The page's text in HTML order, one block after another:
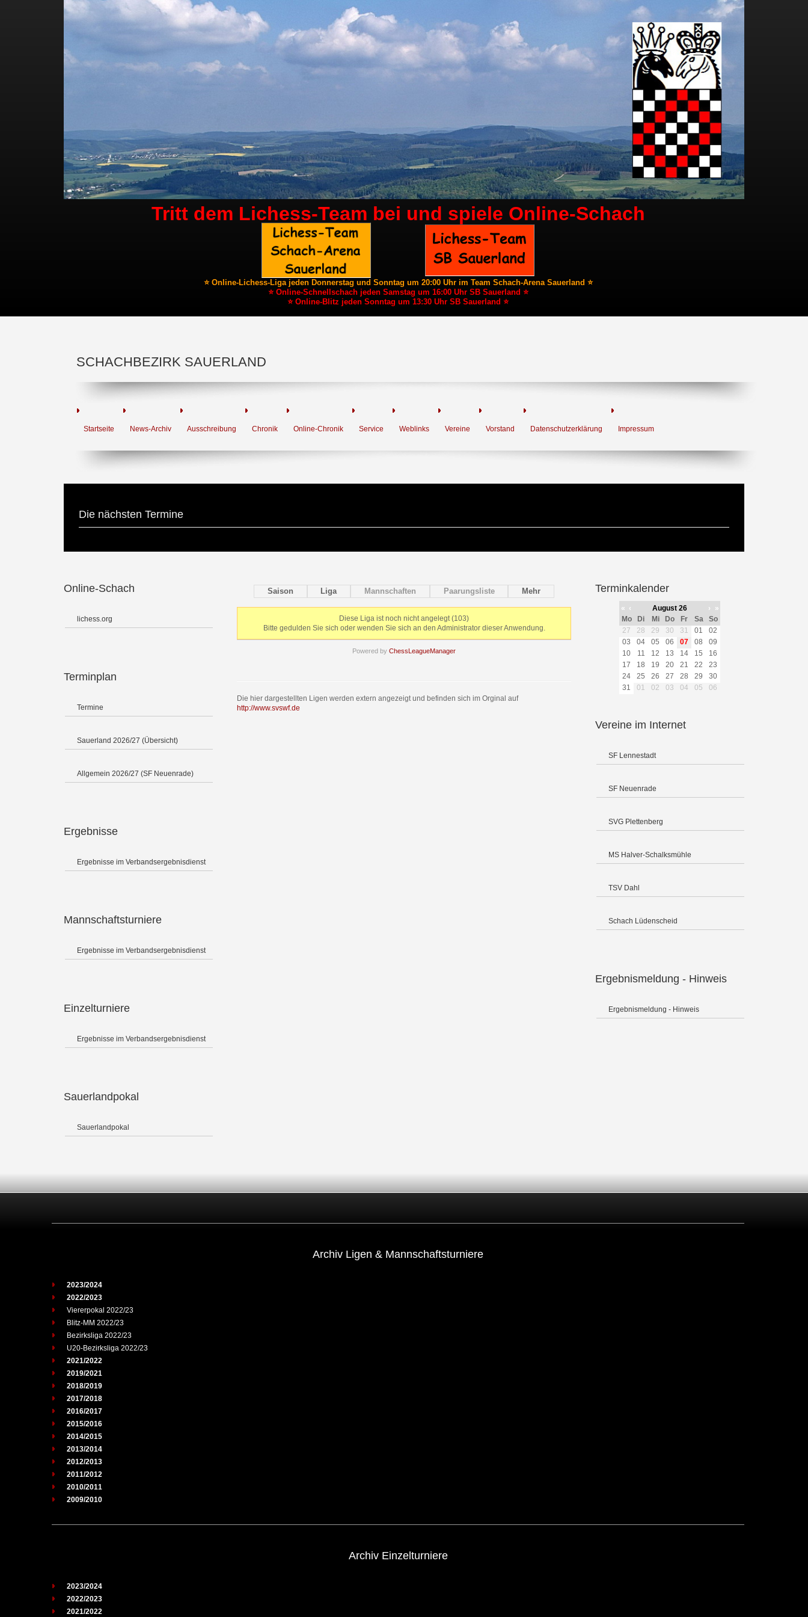
Tritt dem Lichess-Team bei und spiele Online-Schach
⭐ Online-Lichess-Liga jeden Donnerstag und Sonntag um 20:00 Uhr im Team Schach-Arena Sauerland ⭐
⭐ Online-Schnellschach jeden Samstag um 16:00 Uhr SB Sauerland ⭐
⭐ Online-Blitz jeden Sonntag um 13:30 Uhr SB Sauerland ⭐
SCHACHBEZIRK SAUERLAND
Startseite News-Archiv Ausschreibung Chronik Online-Chronik Service Weblinks Vereine Vorstand Datenschutzerklärung Impressum
Die nächsten Termine
Online-Schach
lichess.org
Terminplan
Termine
Sauerland 2026/27 (Übersicht)
Allgemein 2026/27 (SF Neuenrade)
Ergebnisse
Ergebnisse im Verbandsergebnisdienst
Mannschaftsturniere
Ergebnisse im Verbandsergebnisdienst
Einzelturniere
Ergebnisse im Verbandsergebnisdienst
Sauerlandpokal
Sauerlandpokal
Saison Liga Mannschaften Paarungsliste Mehr
Diese Liga ist noch nicht angelegt (103)
Bitte gedulden Sie sich oder wenden Sie sich an den Administrator dieser Anwendung.
Powered by ChessLeagueManager
Die hier dargestellten Ligen werden extern angezeigt und befinden sich im Orginal auf
http://www.svswf.de
Terminkalender
« ‹ August 26 ›
»
Mo
Di Mi Do Fr Sa
So
27
28 29 30 31 01
02
03
04 05 06 07 08
09
10
11 12 13 14 15
16
17
18 19 20 21 22
23
24
25 26 27 28 29
30
31
01 02 03 04 05 06
Vereine im Internet
SF Lennestadt
SF Neuenrade
SVG Plettenberg
MS Halver-Schalksmühle
TSV Dahl
Schach Lüdenscheid
Ergebnismeldung - Hinweis
Ergebnismeldung - Hinweis
Archiv Ligen & Mannschaftsturniere
2023/2024
2022/2023
Viererpokal 2022/23
Blitz-MM 2022/23
Bezirksliga 2022/23
U20-Bezirksliga 2022/23
2021/2022
2019/2021
2018/2019
2017/2018
2016/2017
2015/2016
2014/2015
2013/2014
2012/2013
2011/2012
2010/2011
2009/2010
Archiv Einzelturniere
2023/2024
2022/2023
2021/2022